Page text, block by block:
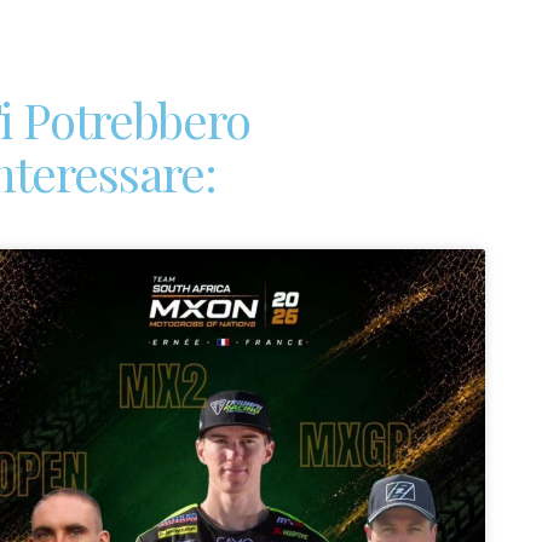
Potrebbero